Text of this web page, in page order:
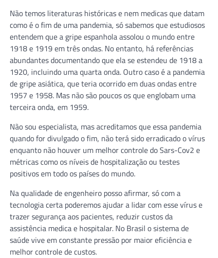
Não temos literaturas históricas e nem medicas que datam
como é o fim de uma pandemia, só sabemos que estudiosos
entendem que a gripe espanhola assolou o mundo entre
1918 e 1919 em três ondas. No entanto, há referências
abundantes documentando que ela se estendeu de 1918 a
1920, incluindo uma quarta onda. Outro caso é a pandemia
de gripe asiática, que teria ocorrido em duas ondas entre
1957 e 1958. Mas não são poucos os que englobam uma
terceira onda, em 1959.
Não sou especialista, mas acreditamos que essa pandemia
quando for divulgado o fim, não terá sido erradicado o vírus
enquanto não houver um melhor controle do Sars-Cov2 e
métricas como os níveis de hospitalização ou testes
positivos em todo os países do mundo.
Na qualidade de engenheiro posso afirmar, só com a
tecnologia certa poderemos ajudar a lidar com esse vírus e
trazer segurança aos pacientes, reduzir custos da
assistência medica e hospitalar. No Brasil o sistema de
saúde vive em constante pressão por maior eficiência e
melhor controle de custos.